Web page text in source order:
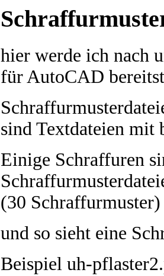
hier werde ich nach
für AutoCAD
sind Textdateien mit
Einige Schraffuren
(30 Schraffurmuster)
und so sieht eine
Beispiel uh-